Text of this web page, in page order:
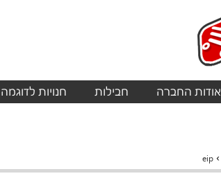
אודות החברה חבילות חנויות לדוגמה
›
eip